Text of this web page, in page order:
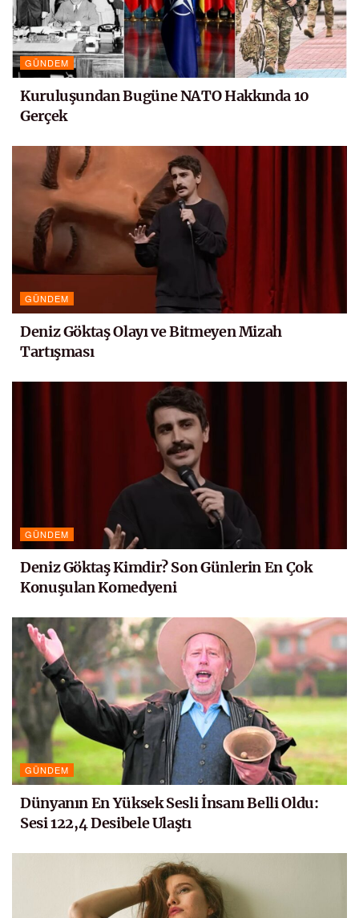
GÜNDEM
Kuruluşundan Bugüne NATO Hakkında 10
Gerçek
GÜNDEM
Deniz Göktaş Olayı ve Bitmeyen Mizah
Tartışması
GÜNDEM
Deniz Göktaş Kimdir? Son Günlerin En Çok
Konuşulan Komedyeni
GÜNDEM
Dünyanın En Yüksek Sesli İnsanı Belli Oldu:
Sesi 122,4 Desibele Ulaştı